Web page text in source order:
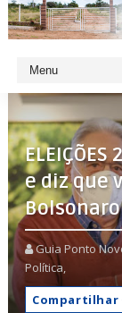
e diz que
Bolsonaro
Guia Ponto
Política,
Compartilhar